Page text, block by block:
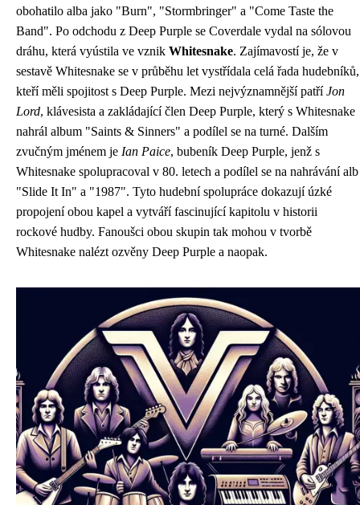
obohatilo alba jako "Burn", "Stormbringer" a "Come Taste the
Band". Po odchodu z Deep Purple se Coverdale vydal na sólovou
dráhu, která vyústila ve vznik Whitesnake. Zajímavostí je, že v
sestavě Whitesnake se v průběhu let vystřídala celá řada hudebníků,
kteří měli spojitost s Deep Purple. Mezi nejvýznamnější patříJon
Lord, klávesista a zakládající člen Deep Purple, který s Whitesnake
nahrál album "Saints & Sinners" a podílel se na turné. Dalším
zvučným jménem je Ian Paice, bubeník Deep Purple, jenž s
Whitesnake spolupracoval v 80. letech a podílel se na nahrávání alb
"Slide It In" a "1987". Tyto hudební spolupráce dokazují úzké
propojení obou kapel a vytváří fascinující kapitolu v historii
rockové hudby. Fanoušci obou skupin tak mohou v tvorbě
Whitesnake nalézt ozvěny Deep Purple a naopak.